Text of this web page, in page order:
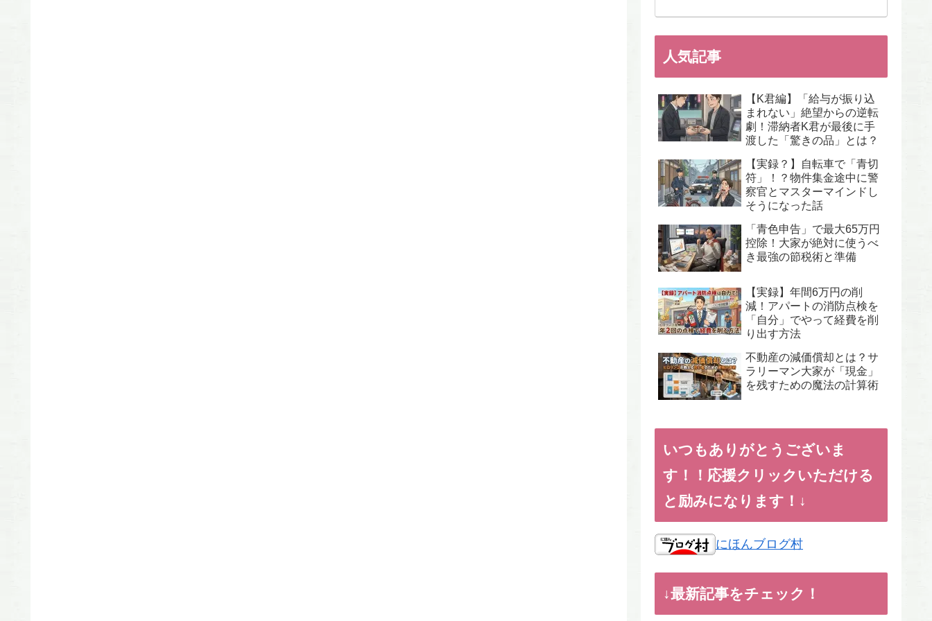
人気記事
【K君編】「給与が振り込
まれない」絶望からの逆転
劇！滞納者K君が最後に手
渡した「驚きの品」とは？
【実録？】自転車で「青切
符」！？物件集金途中に警
察官とマスターマインドし
そうになった話
「青色申告」で最大65万円
控除！大家が絶対に使うべ
き最強の節税術と準備
【実録】年間6万円の削
減！アパートの消防点検を
「自分」でやって経費を削
り出す方法
不動産の減価償却とは？サ
ラリーマン大家が「現金」
を残すための魔法の計算術
いつもありがとうございま
す！！応援クリックいただける
と励みになります！↓
にほんブログ村
↓最新記事をチェック！